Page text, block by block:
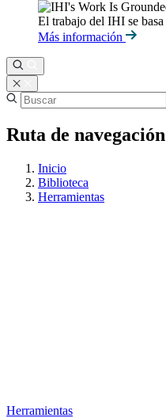
El trabajo del IHI se
Más información
Ruta de navegación
Inicio
Biblioteca
Herramientas
Herramientas